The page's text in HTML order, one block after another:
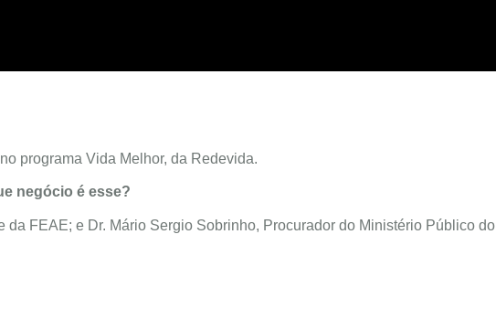
programa Vida Melhor, da Redevida.
negócio é esse?
da FEAE; e Dr. Mário Sergio Sobrinho, Procurador do Ministério Público do